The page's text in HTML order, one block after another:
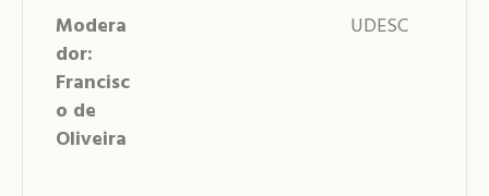
Modera
dor:
Francisc
o de
Oliveira
UDESC